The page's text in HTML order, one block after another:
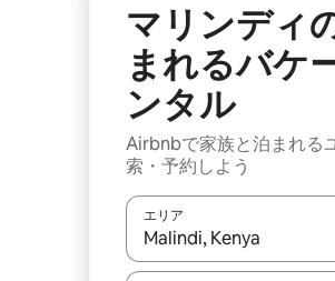
マリンディ
まれるバケ
ンタル
Airbnbで家族と泊まれる
索・予約しよう
エリア
検索結果が表示されたら